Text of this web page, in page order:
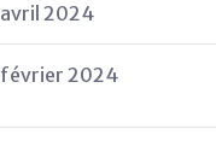
avril 2024
février 2024